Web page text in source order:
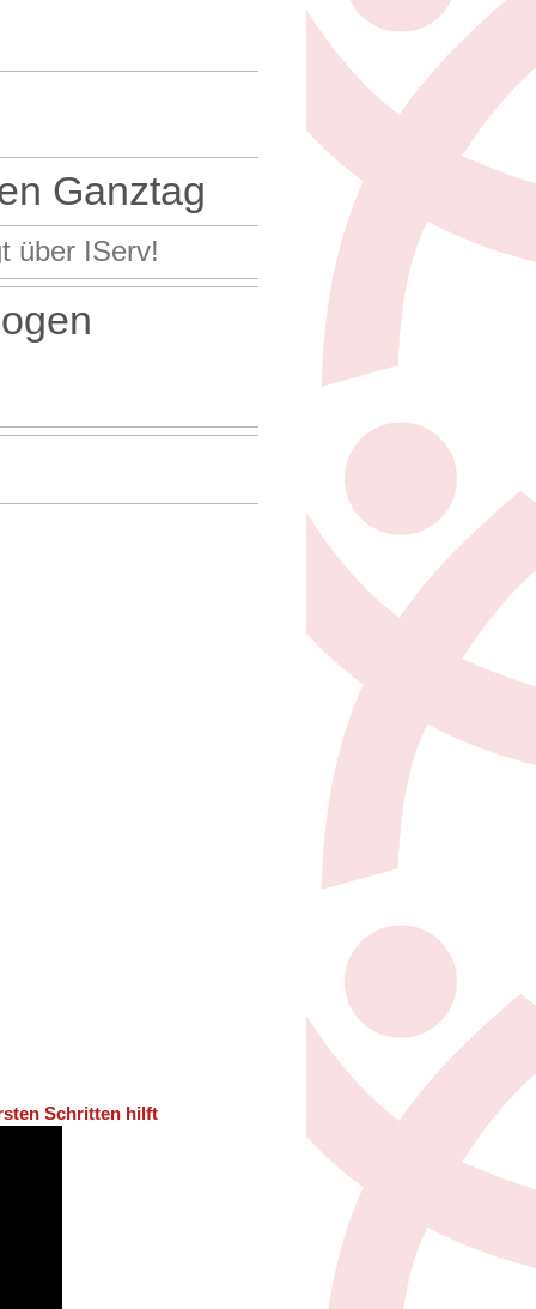
Ganztag
über IServ!
Schritten hilft